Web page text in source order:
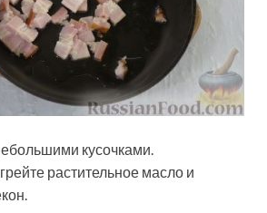
кусочками.
растительное масло и